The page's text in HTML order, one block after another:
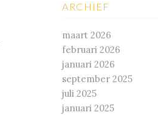
ARCHIEF
maart 2026
februari 2026
januari 2026
september 2025
juli 2025
januari 2025